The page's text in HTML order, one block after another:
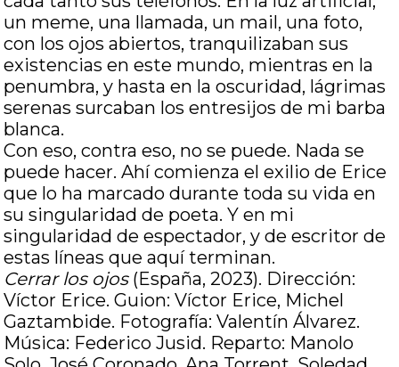
un meme, una llamada, un mail, una foto,
con los ojos abiertos, tranquilizaban sus
existencias en este mundo, mientras en la
penumbra, y hasta en la oscuridad, lágrimas
serenas surcaban los entresijos de mi barba
blanca.
Con eso, contra eso, no se puede. Nada se
puede hacer. Ahí comienza el exilio de Erice
que lo ha marcado durante toda su vida en
su singularidad de poeta. Y en mi
singularidad de espectador, y de escritor de
estas líneas que aquí terminan.
Cerrar los ojos(España, 2023). Dirección:
Víctor Erice. Guion: Víctor Erice, Michel
Gaztambide. Fotografía: Valentín Álvarez.
Música: Federico Jusid. Reparto: Manolo